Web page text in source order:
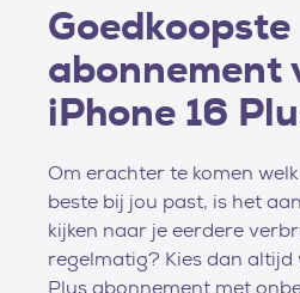
Goedkoopste
abonnement
iPhone 16
Om erachter te komen
beste bij jou past, is het
kijken naar je eerdere
regelmatig? Kies dan altijd
Plus abonnement met